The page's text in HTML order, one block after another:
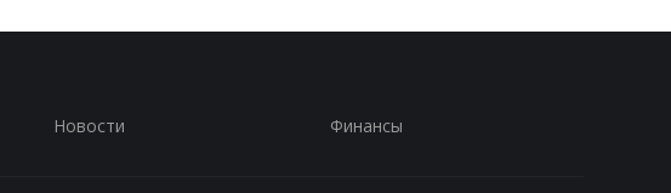
Новости Финансы